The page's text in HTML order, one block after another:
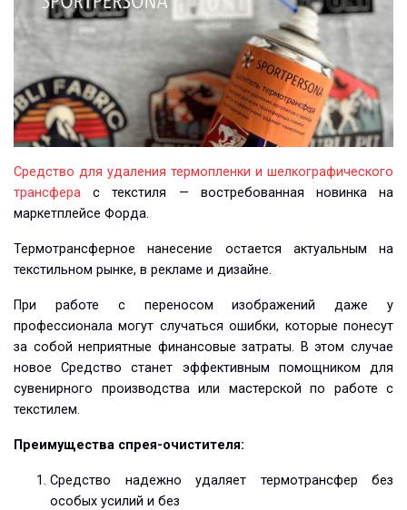
Средство для удаления термопленки и шелкографического
трансфера с текстиля — востребованная новинка на
маркетплейсе Форда.
Термотрансферное нанесение остается актуальным на
текстильном рынке, в рекламе и дизайне.
При работе с переносом изображений даже у
профессионала могут случаться ошибки, которые понесут
за собой неприятные финансовые затраты. В этом случае
новое Средство станет эффективным помощником для
сувенирного производства или мастерской по работе с
текстилем.
Преимущества спрея-очистителя:
Средство надежно удаляет термотрансфер без
особых усилий и без